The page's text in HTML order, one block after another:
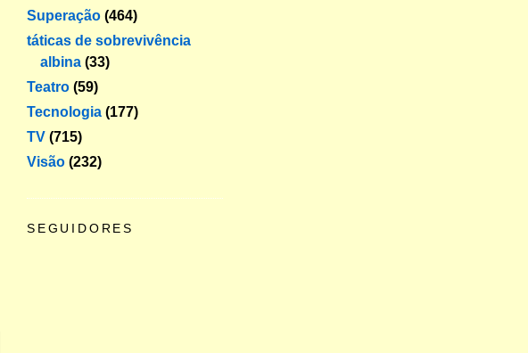
Superação (464)
táticas de sobrevivência
albina (33)
Teatro (59)
Tecnologia (177)
TV (715)
Visão (232)
SEGUIDORES